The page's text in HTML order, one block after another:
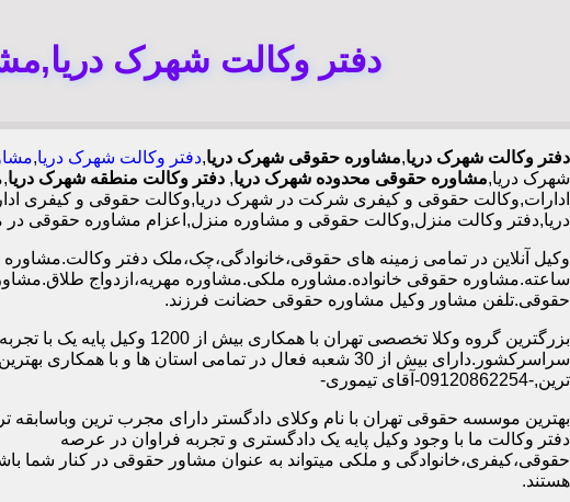
دفتر وکالت شهرک
دفتر وکالت شهرک دریا,مشاوره حقوقی شهرک دریا,دفتر وکالت شهرک دریا,
شهرک دریا,مشاوره حقوقی محدوده شهرک دریا, دفتر وکالت منطقه شهرک دریا
ادارات,وکالت حقوقی و کیفری شرکت در شهرک دریا,وکالت حقوقی و کیفری
دریا,دفتر وکالت منزل,وکالت حقوقی و مشاوره منزل,اعزام مشاوره حقوقی
ساعته.مشاوره حقوقی خانواده.مشاوره ملکی.مشاوره مهریه،ازدواج
حقوقی.تلفن مشاور وکیل مشاوره حقوقی حضانت فرزند.
بزرگترین گروه وکلا تخصصی تهران با همکاری بیش از 1200 وکیل پایه یک
سراسرکشور.دارای بیش از 30 شعبه فعال در تمامی استان ها و با همکاری
ترین,-09120862254-آقای تیموری-
بهترین موسسه حقوقی تهران با نام وکلای دادگستر دارای مجرب ترین وباسابقه
دفتر وکالت ما با وجود وکیل پایه یک دادگستری و تجربه فراوان در عرصه
حقوقی،کیفری،خانوادگی و ملکی میتواند به عنوان مشاور حقوقی در کنار شما
هستند.